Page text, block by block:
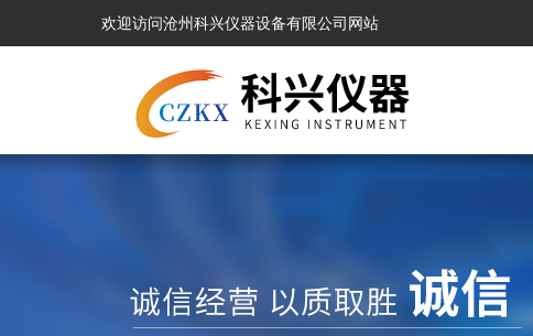
欢迎访问沧州科兴仪器设备有限公司网站